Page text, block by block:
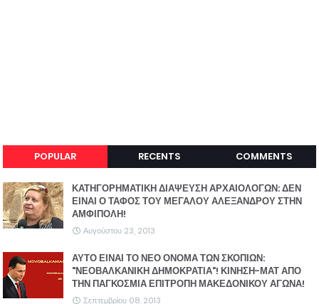
POPULAR RECENTS COMMENTS
ΚΑΤΗΓΟΡΗΜΑΤΙΚΗ ΔΙΑΨΕΥΣΗ ΑΡΧΑΙΟΛΟΓΩΝ: ΔΕΝ
ΕΙΝΑΙ Ο ΤΑΦΟΣ ΤΟΥ ΜΕΓΑΛΟΥ ΑΛΕΞΑΝΔΡΟΥ ΣΤΗΝ
ΑΜΦΙΠΟΛΗ!
Αυγούστου 23, 2013
ΑΥΤΟ ΕΙΝΑΙ ΤΟ ΝΕΟ ΟΝΟΜΑ ΤΩΝ ΣΚΟΠΙΩΝ:
"ΝΕΟΒΑΛΚΑΝΙΚΗ ΔΗΜΟΚΡΑΤΙΑ"! ΚΙΝΗΣΗ-ΜΑΤ ΑΠΟ
ΤΗΝ ΠΑΓΚΟΣΜΙΑ ΕΠΙΤΡΟΠΗ ΜΑΚΕΔΟΝΙΚΟΥ ΑΓΩΝΑ!
Σεπτεμβρίου 08, 2013